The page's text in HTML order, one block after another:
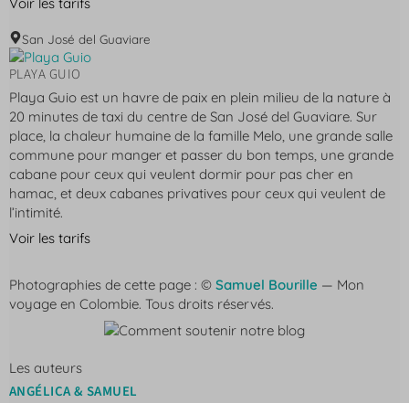
San José del Guaviare
PLAYA GUIO
Playa Guio est un havre de paix en plein milieu de la nature à
20 minutes de taxi du centre de San José del Guaviare. Sur
place, la chaleur humaine de la famille Melo, une grande salle
commune pour manger et passer du bon temps, une grande
cabane pour ceux qui veulent dormir pour pas cher en
hamac, et deux cabanes privatives pour ceux qui veulent de
l’intimité.
Voir les tarifs
Photographies de cette page : © Samuel Bourille — Mon
voyage en Colombie. Tous droits réservés.
Les auteurs
ANGÉLICA & SAMUEL